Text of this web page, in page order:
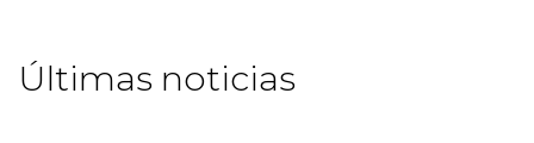
Últimas noticias